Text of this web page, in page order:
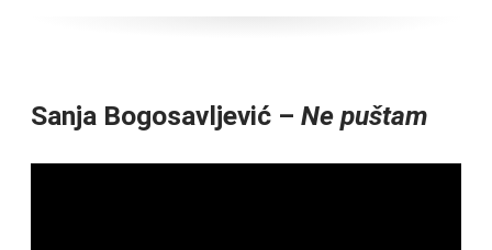
Sanja Bogosavljević – Ne puštam